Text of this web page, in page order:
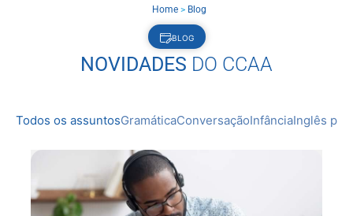
Home > Blog
BLOG
NOVIDADES DO CCAA
Todos os assuntosGramáticaConversaçãoInfânciaInglês